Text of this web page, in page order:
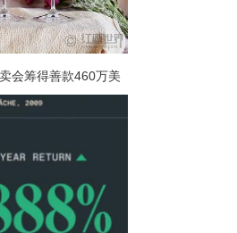
会筹得善款460万美
！